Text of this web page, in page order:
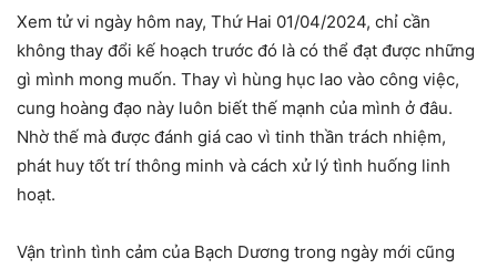
Xem tử vi ngày hôm nay, Thứ Hai 01/04/2024, chỉ cần
không thay đổi kế hoạch trước đó là có thể đạt được những
gì mình mong muốn. Thay vì hùng hục lao vào công việc,
cung hoàng đạo này luôn biết thế mạnh của mình ở đâu.
Nhờ thế mà được đánh giá cao vì tinh thần trách nhiệm,
phát huy tốt trí thông minh và cách xử lý tình huống linh
hoạt.
Vận trình tình cảm của Bạch Dương trong ngày mới cũng